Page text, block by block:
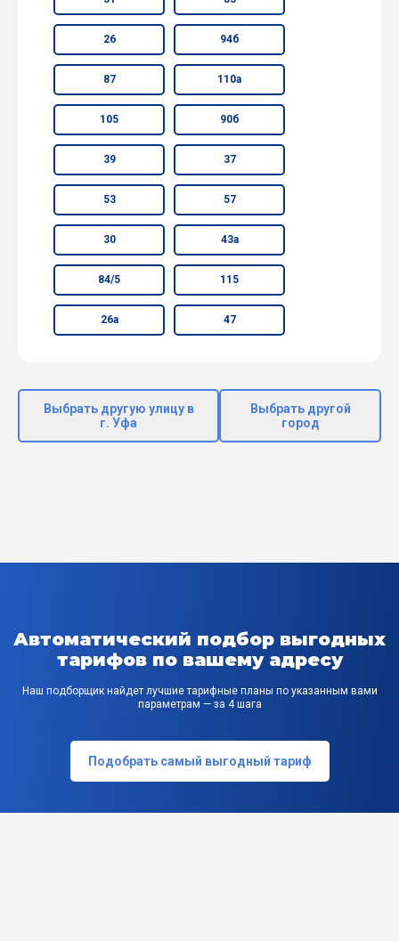
26 94б
87 110а
105 90б
39 37
53 57
30 43а
84/5 115
26а 47
Выбрать другую улицу в
г. Уфа
Выбрать другой
город
Автоматический подбор выгодных
тарифов по вашему адресу
Наш подборщик найдет лучшие тарифные планы по указанным вами
параметрам — за 4 шага
Подобрать самый выгодный тариф